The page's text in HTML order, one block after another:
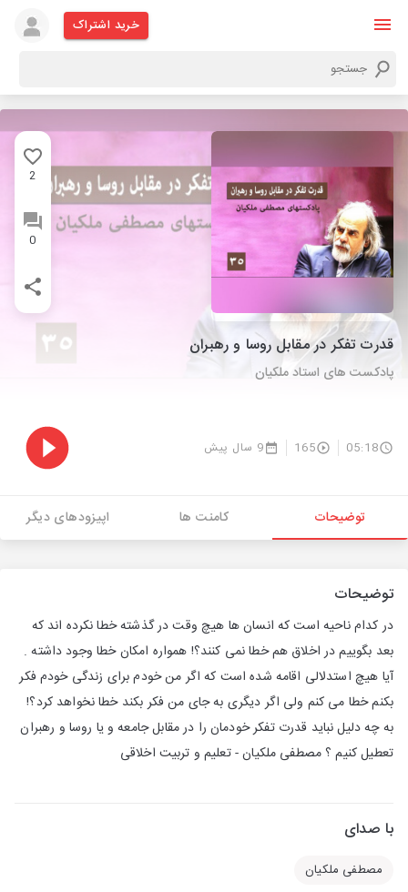
خرید اشتراک
2
0
قدرت تفکر در مقابل روسا و رهبران
پادکست های استاد ملکیان
05:18
165 9 سال پیش
توضیحات کامنت ها اپیزودهای دیگر
توضیحات
در کدام ناحیه است که انسان ها هیچ وقت در گذشته خطا نکرده اند که
بعد بگوییم در اخلاق هم خطا نمی کنند؟! همواره امکان خطا وجود داشته .
آیا هیچ استدلالی اقامه شده است که اگر من خودم برای زندگی خودم فکر
بکنم خطا می کنم ولی اگر دیگری به جای من فکر بکند خطا نخواهد کرد؟!
به چه دلیل نباید قدرت تفکر خودمان را در مقابل جامعه و یا روسا و رهبران
تعطیل کنیم ؟ مصطفی ملکیان - تعلیم و تربیت اخلاقی
با صدای
مصطفی ملکیان